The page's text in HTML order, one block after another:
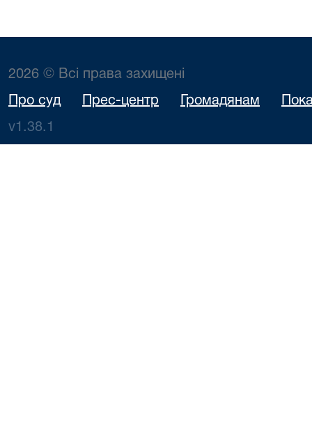
2026 © Всі права захищені
Про суд Прес-центр Громадянам
v1.38.1